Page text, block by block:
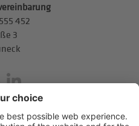
452
3
I-39100Bozen.T+39 0471 310